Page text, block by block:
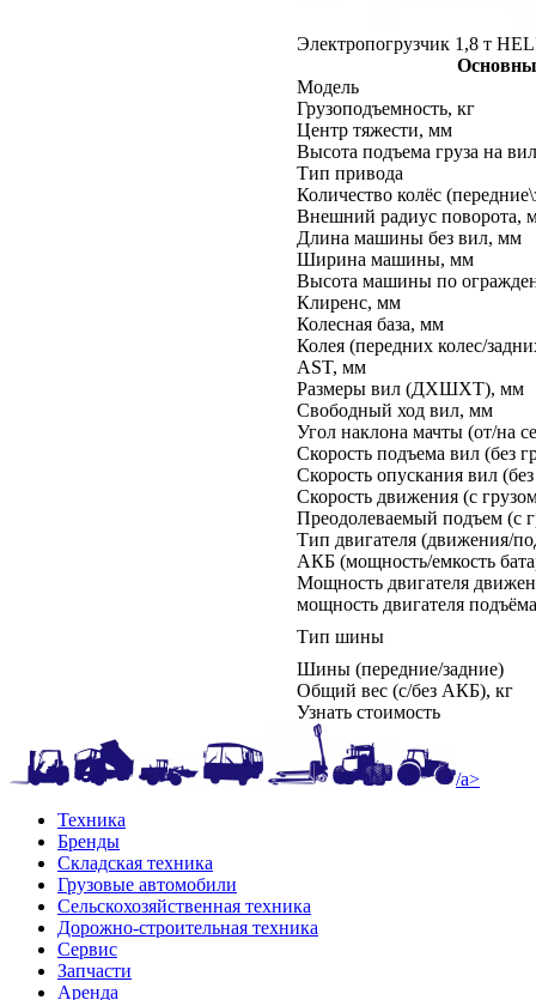
Электропогрузчик 1,8 т
Модель
Грузоподъемность, кг
Центр тяжести, мм
Высота подъема груза на
Тип привода
Количество колёс
Внешний радиус поворота,
Длина машины без вил, мм
Ширина машины, мм
Высота машины по
Клиренс, мм
Колесная база, мм
Колея (передних колес/
AST, мм
Размеры вил (ДXШXТ), мм
Свободный ход вил, мм
Угол наклона мачты (от/на
Скорость подъема вил (без
Скорость опускания вил
Скорость движения (с
Преодолеваемый подъем (с
Тип двигателя (движения/
АКБ (мощность/емкость
Мощность двигателя
мощность двигателя
Тип шины
Шины (передние/задние)
Общий вес (с/без АКБ), кг
Узнать стоимость
/a>
Техника
Бренды
Складская техника
Грузовые автомобили
Сельскохозяйственная техника
Дорожно-строительная техника
Сервис
Запчасти
Аренда